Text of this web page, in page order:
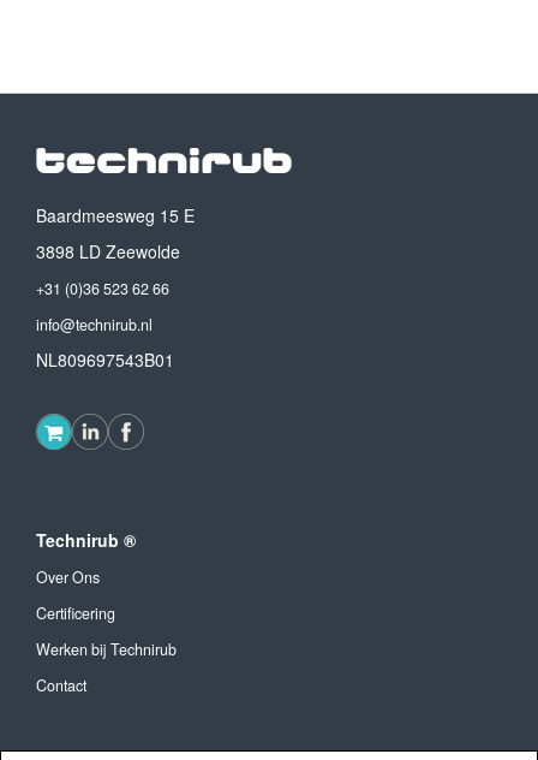
Baardmeesweg 15 E
3898 LD Zeewolde
+31 (0)36 523 62 66
info@technirub.nl
NL809697543B01
Technirub ®
Over Ons
Certificering
Werken bij Technirub
Contact